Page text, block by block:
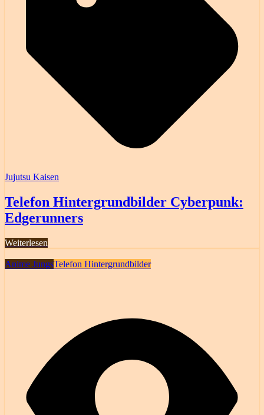
Jujutsu Kaisen
Telefon Hintergrundbilder Cyberpunk:
Edgerunners
Weiterlesen
Anime JungsTelefon Hintergrundbilder